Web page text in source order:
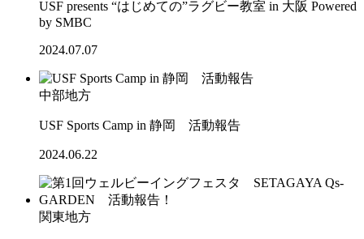
USF presents “はじめての”ラグビー教室 in 大阪 Powered
by SMBC
2024.07.07
中部地方
USF Sports Camp in 静岡 活動報告
2024.06.22
関東地方